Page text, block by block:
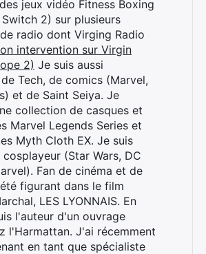
jeux vidéo Fitness Boxing
2) sur plusieurs
radio dont Virging Radio
intervention sur Virgin
2) Je suis aussi
Tech, de comics (Marvel,
et de Saint Seiya. Je
collection de casques et
Marvel Legends Series et
Myth Cloth EX. Je suis
(Star Wars, DC
Fan de cinéma et de
figurant dans le film
LES LYONNAIS. En
l'auteur d'un ouvrage
l'Harmattan. J'ai récemment
en tant que spécialiste